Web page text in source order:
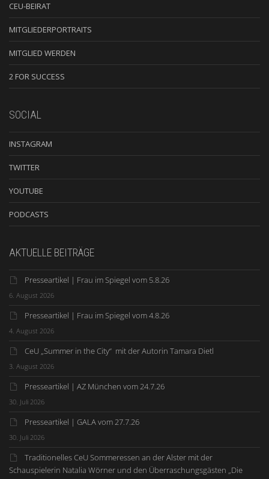
CEU-BEIRAT
MITGLIEDERPORTRAITS
MITGLIED WERDEN
2 FOR SUCCESS
SOCIAL
INSTAGRAM
TWITTER
YOUTUBE
PODCASTS
AKTUELLE BEITRÄGE
Presseartikel | Frau im Spiegel vom 5.8.26
6. August 2026
Presseartikel | Frau im Spiegel vom 4.8.26
4. August 2026
CeU „Summer in the City“ mit der Autorin Tamara Dietl
3. August 2026
Presseartikel | AZ München vom 24.7.26
30. Juli 2026
Presseartikel | GALA vom 27.7.26
30. Juli 2026
Traditionelles CeU Sommeressen an der Alster mit der
Schauspielerin Natalia Wörner und den Überraschungsgästen „Die